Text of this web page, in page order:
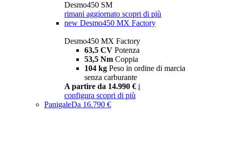
Desmo450 SM
rimani aggiornato scopri di più
new Desmo450 MX Factory
Desmo450 MX Factory
63,5 CV Potenza
53,5 Nm Coppia
104 kg Peso in ordine di marcia
senza carburante
A partire da 14.990 € i
configura scopri di più
PanigaleDa 16.790 €